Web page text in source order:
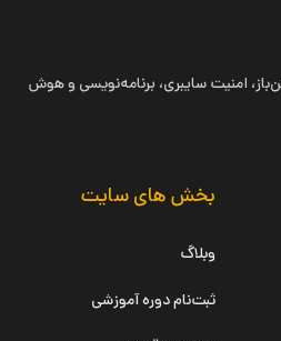
امنیت سایبری، برنامه‌نویسی و هوش
بخش های سایت
وبلاگ
ثبت‌نام دوره آموزشی